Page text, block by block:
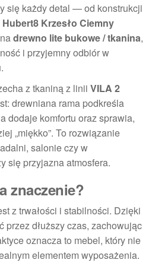
się każdy detal — od konstrukcji
Hubert8 Krzesło Ciemny
drewno lite bukowe / tkanina,
i przyjemny odbiór w
z tkaniną z linii VILA 2
drewniana rama podkreśla
dodaje komfortu oraz sprawia,
„miękko”. To rozwiązanie
salonie czy w
się przyjazna atmosfera.
znaczenie?
z trwałości i stabilności. Dzięki
przez dłuższy czas, zachowując
oznacza to mebel, który nie
elementem wyposażenia.